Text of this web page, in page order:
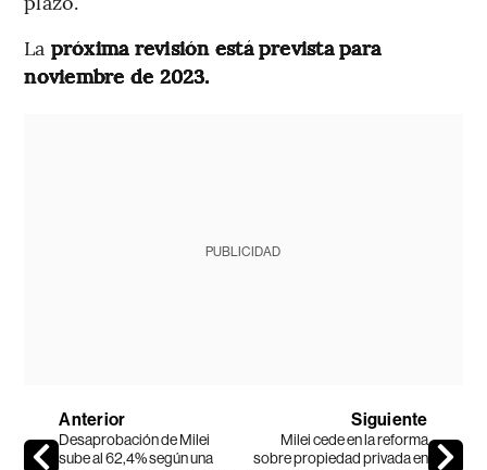
La próxima revisión está prevista para
noviembre de 2023.
PUBLICIDAD
Anterior
Desaprobación de Milei
sube al 62,4% según una
Siguiente
Milei cede en la reforma
sobre propiedad privada en